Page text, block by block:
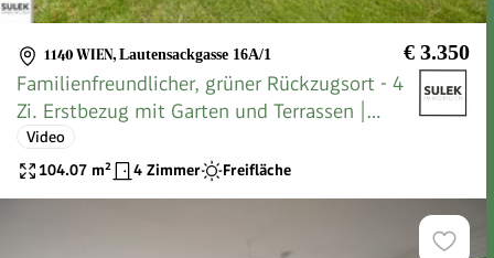
1140 WIEN, Lautensackgasse 16A/1 € 3.350
Familienfreundlicher, grüner Rückzugsort - 4
Zi. Erstbezug mit Garten und Terrassen |
VILLMA - Top 1
Video
104.07 m² 4 Zimmer Freifläche